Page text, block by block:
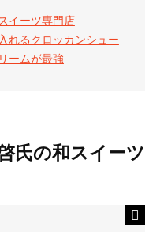
イーツ専門店
れるクロッカンシュー
ームが最強
氏の和スイーツ